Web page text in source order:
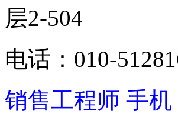
层2-504
电话：010-
销售工程师 手机